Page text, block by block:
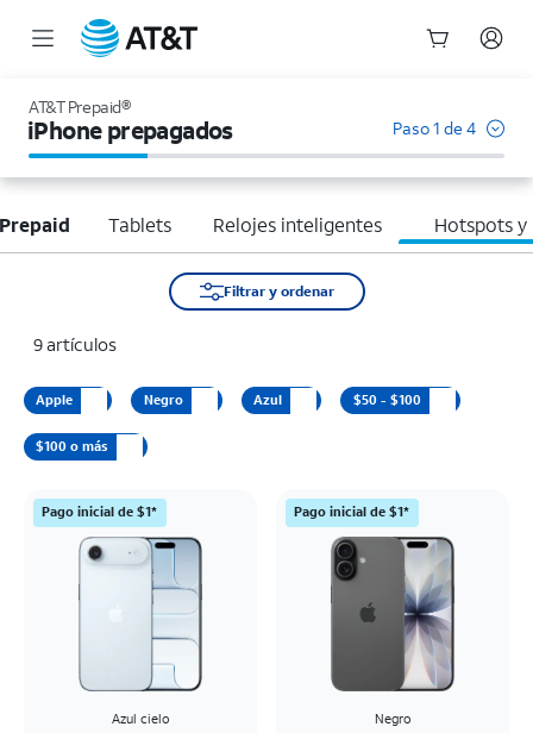
AT&T Prepaid®
iPhone prepagados Paso 1 de 4
Tablets Relojes inteligentes Hotspots y
Filtrar y ordenar
9 artículos
Apple Negro Azul $50 - $100
$100 o más
Pago inicial de $1*
Azul cielo
Pago inicial de $1*
Negro